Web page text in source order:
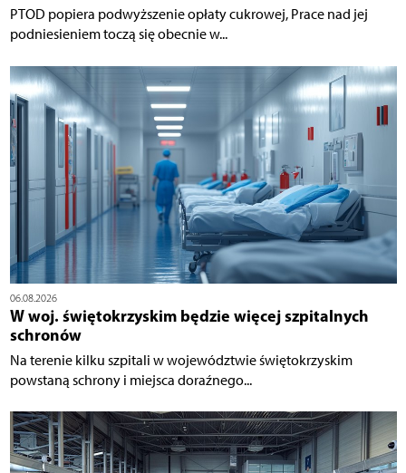
PTOD popiera podwyższenie opłaty cukrowej, Prace nad jej
podniesieniem toczą się obecnie w...
06.08.2026
W woj. świętokrzyskim będzie więcej szpitalnych
schronów
Na terenie kilku szpitali w województwie świętokrzyskim
powstaną schrony i miejsca doraźnego...